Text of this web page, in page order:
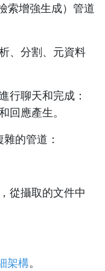
索增強生成）管道
、分割、元資料
行聊天和完成：
回應產生。
的管道：
從攝取的文件中
架構。